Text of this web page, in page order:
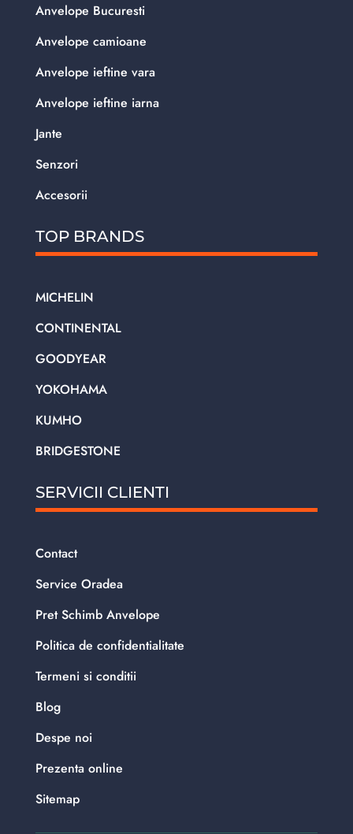
Anvelope Bucuresti
Anvelope camioane
Anvelope ieftine vara
Anvelope ieftine iarna
Jante
Senzori
Accesorii
TOP BRANDS
MICHELIN
CONTINENTAL
GOODYEAR
YOKOHAMA
KUMHO
BRIDGESTONE
SERVICII CLIENTI
Contact
Service Oradea
Pret Schimb Anvelope
Politica de confidentialitate
Termeni si conditii
Blog
Despe noi
Prezenta online
Sitemap